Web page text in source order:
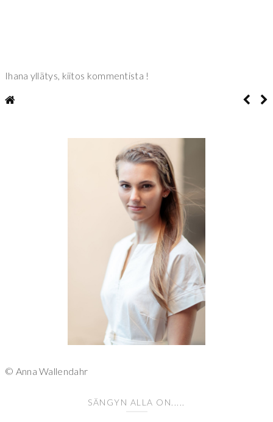
Ihana yllätys, kiitos kommentista !
© Anna Wallendahr
SÄNGYN ALLA ON.....